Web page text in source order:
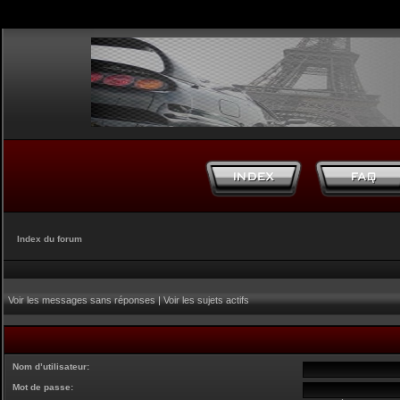
Index du forum
Voir les messages sans réponses|Voir les sujets actifs
Nom d’utilisateur:
Mot de passe: